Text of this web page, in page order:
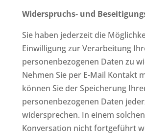
Widerspruchs- und
Sie haben jederzeit die
Einwilligung zur Verarbeitung
personenbezogenen Daten zu
Nehmen Sie per E-Mail Kontakt
können Sie der Speicherung
personenbezogenen Daten
widersprechen. In einem
Konversation nicht fortgeführt